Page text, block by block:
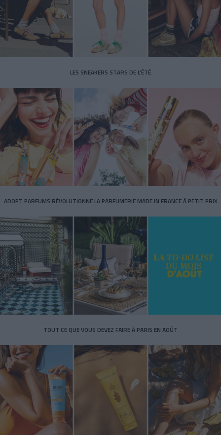
LES SNEAKERS STARS DE L’ÉTÉ
ADOPT PARFUMS RÉVOLUTIONNE LA PARFUMERIE MADE IN FRANCE À PETIT PRIX
TOUT CE QUE VOUS DEVEZ FAIRE À PARIS EN AOÛT